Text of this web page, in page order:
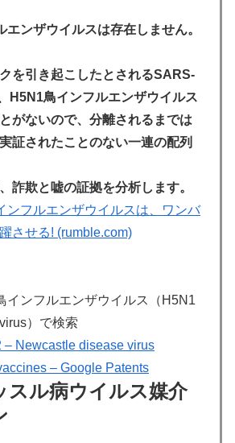
エンザウイルスは存在しません。
を引き起こしたとされるSARS-
H5N1鳥インフルエンザウイルス
がないので、分離されるまでは
証されたことのない一連の配列
詐欺と嘘の証拠を分析します。
ンフルエンザウイルスは、ワンバ
させる! (rumble.com)
ンフルエンザウイルス（H5N1
）で検索
– Newcastle disease virus
– Google Patents
スル病ウイルス媒介